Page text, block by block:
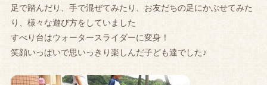
足で踏んだり、手で混ぜてみたり、お友だちの足にかぶせてみた
り、様々な遊び方をしていました
すべり台はウォータースライダーに変身！
笑顔いっぱいで思いっきり楽しんだ子ども達でした♪